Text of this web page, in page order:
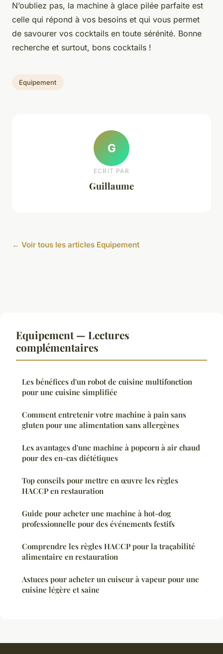
N’oubliez pas, la machine à glace pilée parfaite est
celle qui répond à vos besoins et qui vous permet
de savourer vos cocktails en toute sérénité. Bonne
recherche et surtout, bons cocktails !
Equipement
G
ECRIT PAR
Guillaume
← Voir tous les articles Equipement
Equipement — Lectures
complémentaires
Les bénéfices d'un robot de cuisine multifonction
pour une cuisine simplifiée
Comment entretenir votre machine à pain sans
gluten pour une alimentation sans allergènes
Les avantages d'une machine à popcorn à air chaud
pour des en-cas diététiques
Top conseils pour mettre en œuvre les règles
HACCP en restauration
Guide pour acheter une machine à hot-dog
professionnelle pour des événements festifs
Comprendre les règles HACCP pour la traçabilité
alimentaire en restauration
Astuces pour acheter un cuiseur à vapeur pour une
cuisine légère et saine